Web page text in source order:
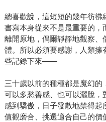
總喜歡說，這短短的幾年彷彿
書寫本身從來不是最重要的，
離開原地，偶爾靜靜地觀察
體。所以必須要感謝，人類擁
些記錄下來——
三十歲以前的種種都是魔幻
可以多愁善感、也可以灑脫
感到驕傲，日子發散地禁得
值觀磨合、挑選適合自己的